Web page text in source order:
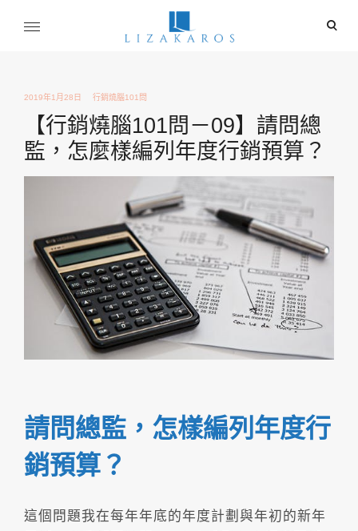
open
2019年1月28日 行銷燒腦101問
【行銷燒腦101問－09】請問總
監，怎麼樣編列年度行銷預算？
請問總監，怎樣編列年度行
銷預算？
這個問題我在每年年底的年度計劃與年初的新年